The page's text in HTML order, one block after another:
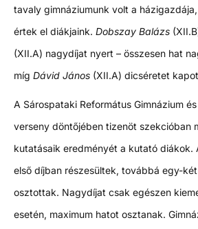
tavaly gimnáziumunk volt a
értek el diákjaink. Dobszay Balázs
(XII.A) nagydíjat nyert – összesen hat
míg Dávid János (XII.A) dicséretet
A Sárospataki Református Gimnázium
verseny döntőjében tizenöt szekcióban
kutatásaik eredményét a kutató diákok.
első díjban részesültek, továbbá egy-
osztottak. Nagydíjat csak egészen
esetén, maximum hatot osztanak.